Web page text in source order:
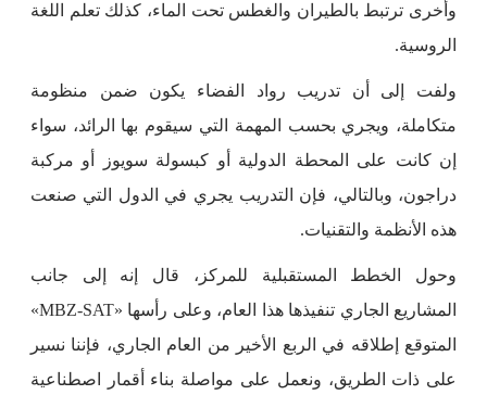
وأخرى ترتبط بالطيران والغطس تحت الماء، كذلك تعلم اللغة
الروسية.
ولفت إلى أن تدريب رواد الفضاء يكون ضمن منظومة
متكاملة، ويجري بحسب المهمة التي سيقوم بها الرائد، سواء
إن كانت على المحطة الدولية أو كبسولة سويوز أو مركبة
دراجون، وبالتالي، فإن التدريب يجري في الدول التي صنعت
هذه الأنظمة والتقنيات.
وحول الخطط المستقبلية للمركز، قال إنه إلى جانب
المشاريع الجاري تنفيذها هذا العام، وعلى رأسها «MBZ-SAT»
المتوقع إطلاقه في الربع الأخير من العام الجاري، فإننا نسير
على ذات الطريق، ونعمل على مواصلة بناء أقمار اصطناعية